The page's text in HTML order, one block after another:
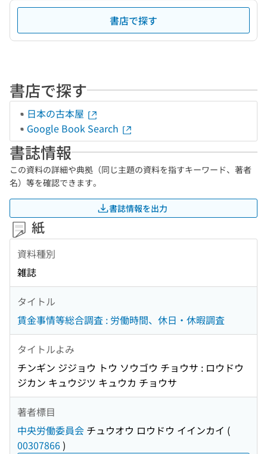
書店で探す
書店で探す
日本の古本屋
Google Book Search
書誌情報
この資料の詳細や典拠（同じ主題の資料を指すキーワード、著者
名）等を確認できます。
書誌情報を出力
紙
資料種別
雑誌
タイトル
賃金事情等総合調査 : 労働時間、休日・休暇調査
タイトルよみ
チンギン ジジョウ トウ ソウゴウ チョウサ : ロウドウ
ジカン キュウジツ キュウカ チョウサ
著者標目
中央労働委員会 チュウオウ ロウドウ イインカイ (
00307866)